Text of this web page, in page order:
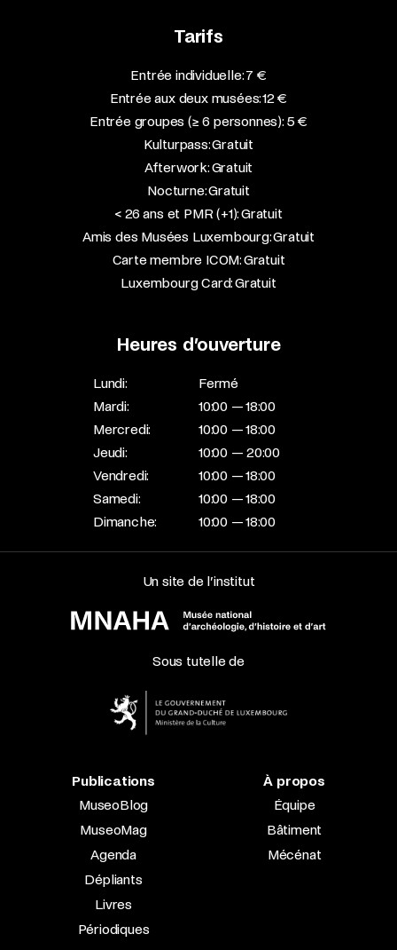
Tarifs
Entrée individuelle: 7 €
Entrée aux deux musées: 12 €
Entrée groupes (≥ 6 personnes): 5 €
Kulturpass: Gratuit
Afterwork: Gratuit
Nocturne: Gratuit
< 26 ans et PMR (+1): Gratuit
Amis des Musées Luxembourg: Gratuit
Carte membre ICOM: Gratuit
Luxembourg Card: Gratuit
Heures d’ouverture
Lundi:
Fermé
Mardi:
10:00 — 18:00
Mercredi:
10:00 — 18:00
Jeudi:
10:00 — 20:00
Vendredi:
10:00 — 18:00
Samedi:
10:00 — 18:00
Dimanche:
10:00 — 18:00
Un site de l’institut
Sous tutelle de
Publications
MuseoBlog
MuseoMag
Agenda
Dépliants
Livres
Périodiques
À propos
Équipe
Bâtiment
Mécénat